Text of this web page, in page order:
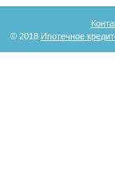
© 2018 Ипотечное